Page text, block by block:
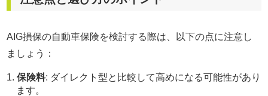
AIG損保の自動車保険を検討する際は、以下の点に注意し
ましょう：
保険料: ダイレクト型と比較して高めになる可能性があり
ます。